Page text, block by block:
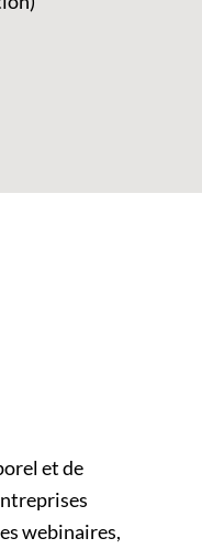
et de
webinaires,